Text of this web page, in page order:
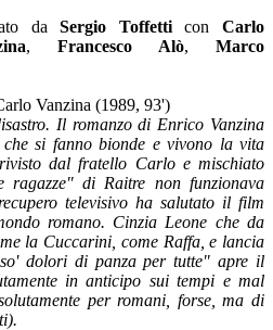
daSergio Toffetticon Carlo
, Francesco Alò, Marco
Vanzina (1989, 93')
Il romanzo di Enrico Vanzina
si fanno bionde e vivono la vita
dal fratello Carlo e mischiato
di Raitre non funzionava
televisivo ha salutato il film
romano. Cinzia Leone che da
la Cuccarini, come Raffa, e lancia
dolori di panza per tutte" apre il
in anticipo sui tempi e mal
per romani, forse, ma di